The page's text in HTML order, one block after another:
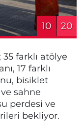
10 20
farklı atölye
17 farklı
bisiklet
sahne
perdesi ve
bekliyor.